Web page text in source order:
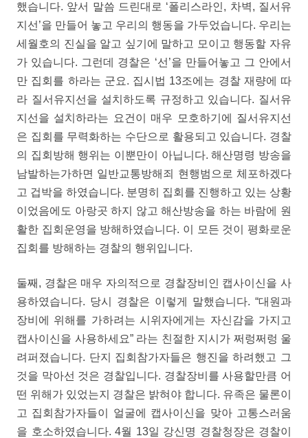
했습니다. 앞서 말씀 드린대로 ‘폴리스라인, 차벽, 질서유
지선’을 만들어 놓고 우리의 행동을 가두었습니다. 우리는
세월호의 진실을 알고 싶기에 말하고 모이고 행동할 자유
가 있습니다. 그런데 경찰은 ‘선’을 만들어놓고 그 안에서
만 집회를 하라는 군요. 집시법 13조에는 경찰 재량에 따
라 질서유지선을 설치하도록 규정하고 있습니다. 질서유
지선을 설치하라는 요건이 매우 모호하기에 질서유지선
은 집회를 무력화하는 수단으로 활용되고 있습니다. 경찰
의 집회방해 행위는 이뿐만이 아닙니다. 해산명령 방송을
남발하는가하면 일반교통방해죄 현행범으로 체포하겠다
고 겁박을 하였습니다. 분명히 집회를 진행하고 있는 상황
이었음에도 아랑곳 하지 않고 해산방송을 하는 바람에 원
활한 집회운영을 방해하였습니다. 이 모든 것이 평화로운
집회를 방해하는 경찰의 행위입니다.
둘째, 경찰은 매우 자의적으로 경찰장비인 캡사이신을 사
용하였습니다. 당시 경찰은 이렇게 말했습니다. “대원과
장비에 위해를 가하려는 시위자에게는 자신감을 가지고
캡사이신을 사용하세요” 라는 친절한 지시가 쩌렁쩌렁 울
려퍼졌습니다. 단지 집회참가자들은 행진을 하려했고 그
것을 막아선 것은 경찰입니다. 경찰장비를 사용할만큼 어
떤 위해가 있었는지 경찰은 밝혀야 합니다. 유족은 물론이
고 집회참가자들이 얼굴에 캡사이신을 맞아 고통스러움
을 호소하였습니다. 4월 13일 강신명 경찰청장은 경찰이